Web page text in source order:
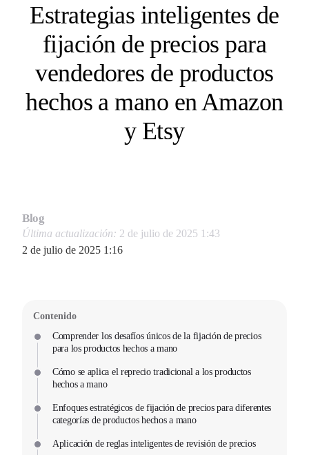
Estrategias inteligentes de
fijación de precios para
vendedores de productos
hechos a mano en Amazon
y Etsy
Blog
Última actualización: 2 de julio de 2025 1:43
2 de julio de 2025 1:16
Contenido
Comprender los desafíos únicos de la fijación de precios
para los productos hechos a mano
Cómo se aplica el reprecio tradicional a los productos
hechos a mano
Enfoques estratégicos de fijación de precios para diferentes
categorías de productos hechos a mano
Aplicación de reglas inteligentes de revisión de precios